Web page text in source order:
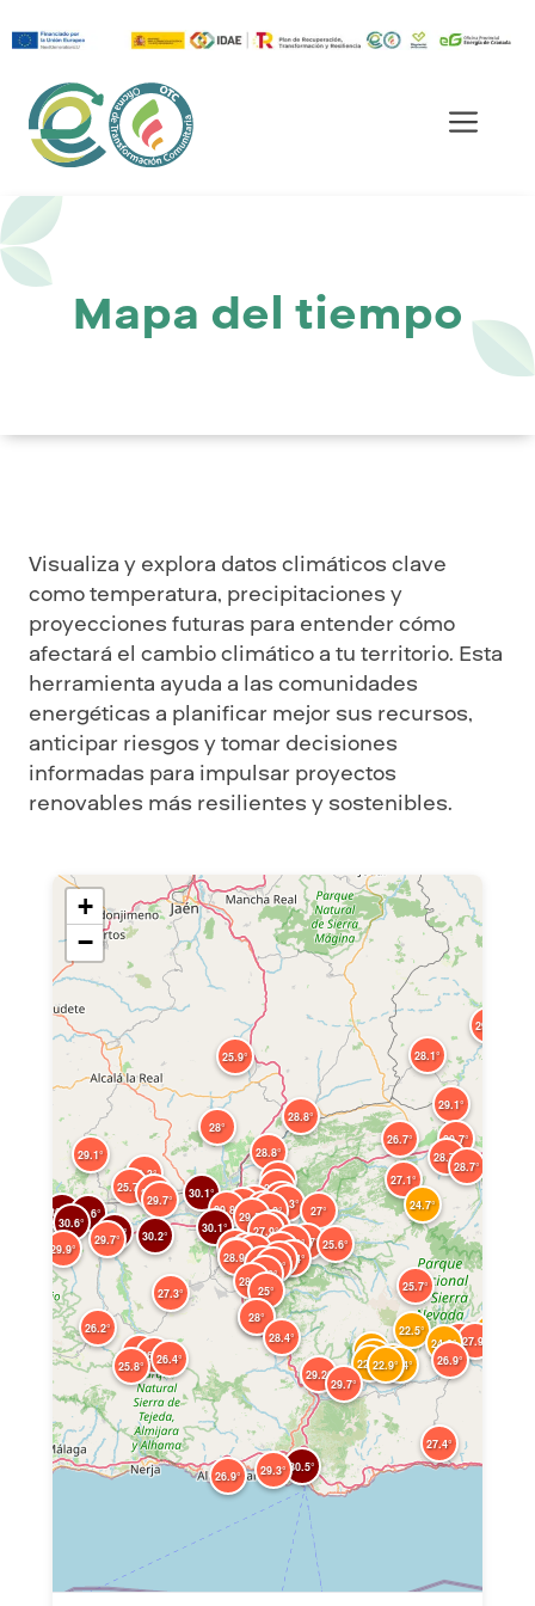
contenido
Mapa del tiempo
Visualiza y explora datos climáticos clave
como temperatura, precipitaciones y
proyecciones futuras para entender cómo
afectará el cambio climático a tu territorio. Esta
herramienta ayuda a las comunidades
energéticas a planificar mejor sus recursos,
anticipar riesgos y tomar decisiones
informadas para impulsar proyectos
renovables más resilientes y sostenibles.